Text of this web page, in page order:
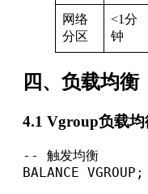
网络
分区
<1分
钟
四、负载均衡
4.1 Vgroup负载均
-- 触发均衡
BALANCE VGROUP;